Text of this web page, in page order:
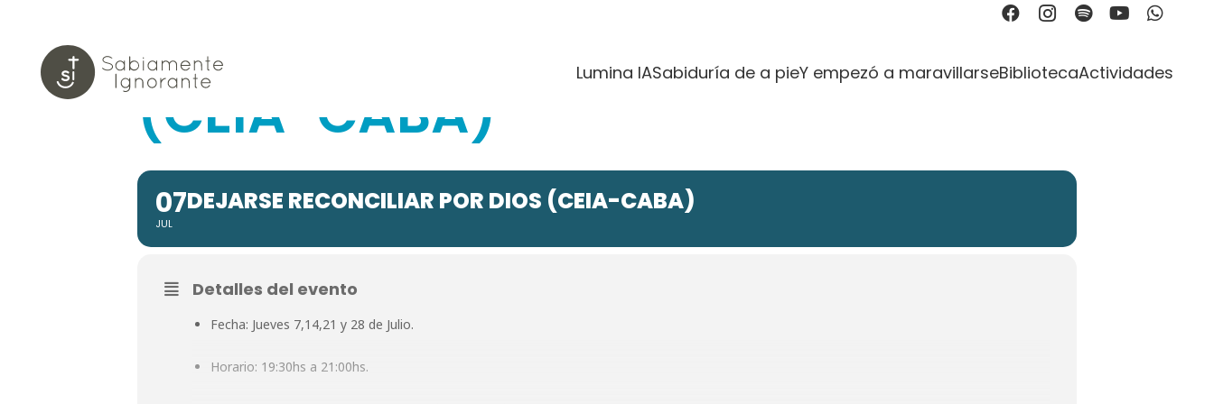
Lumina IASabiduría de a pieY empezó a maravillarseBibliotecaActividades
DEJARSE RECONCILIAR POR DIOS
(CEIA-CABA)
07
JUL
DEJARSE RECONCILIAR POR DIOS (CEIA-CABA)
Detalles del evento
Fecha: Jueves 7,14,21 y 28 de Julio.
Horario: 19:30hs a 21:00hs.